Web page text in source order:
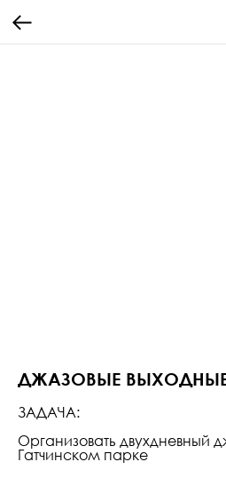
ДЖАЗОВЫЕ
ЗАДАЧА:
Организовать двухдневный
Гатчинском парке